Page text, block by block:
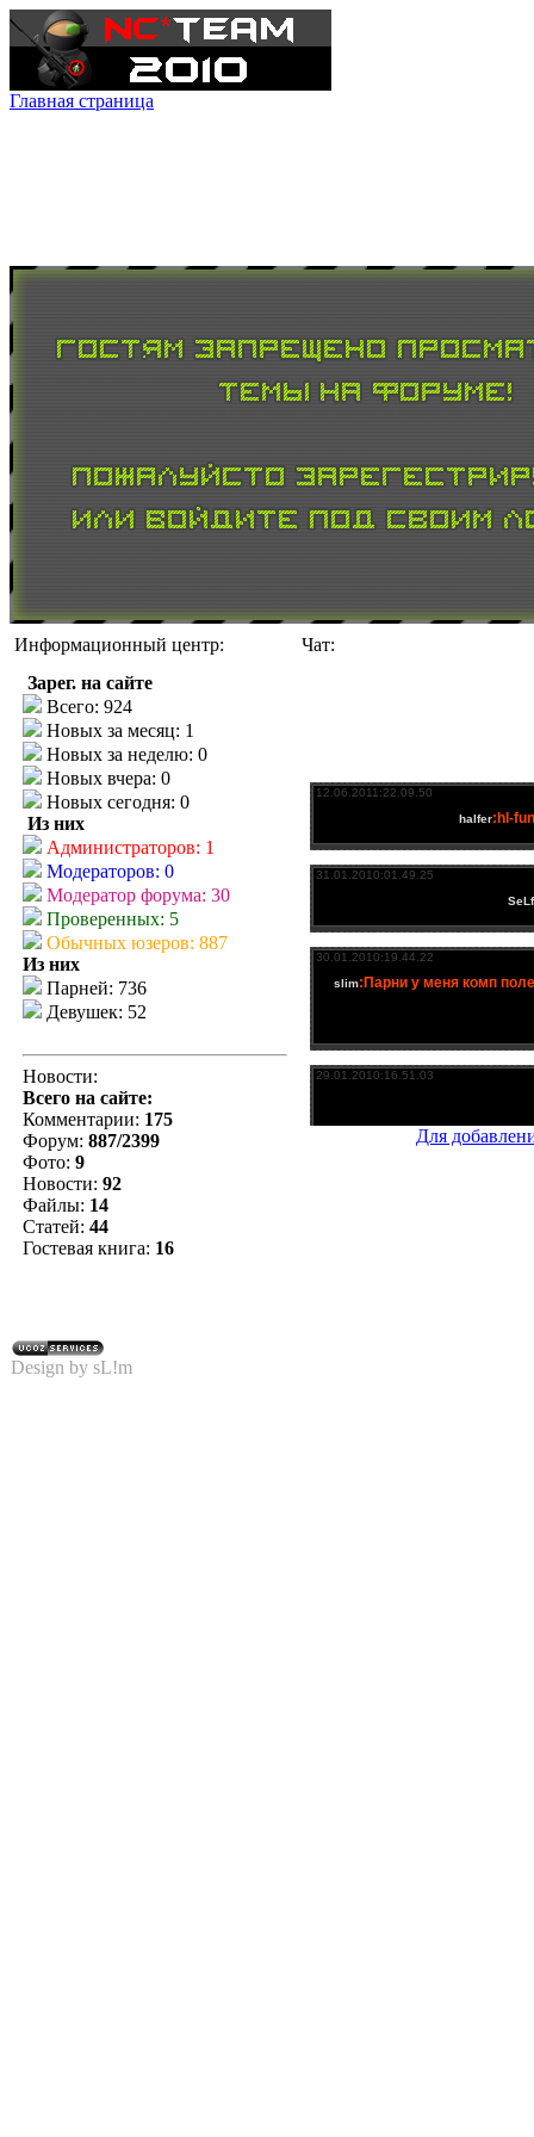
Главная страница
Информационный центр:
Чат:
Зарег. на сайте
Всего: 924
Новых за месяц: 1
Новых за неделю: 0
Новых вчера: 0
Новых сегодня: 0
Из них
Администраторов: 1
Модераторов: 0
Модератор форума: 30
Проверенных: 5
Обычных юзеров: 887
Из них
Парней: 736
Девушек: 52
Новости:
Всего на сайте:
Комментарии: 175
Форум: 887/2399
Фото: 9
Новости: 92
Файлы: 14
Статей: 44
Гостевая книга: 16
Для
Design by sL!m